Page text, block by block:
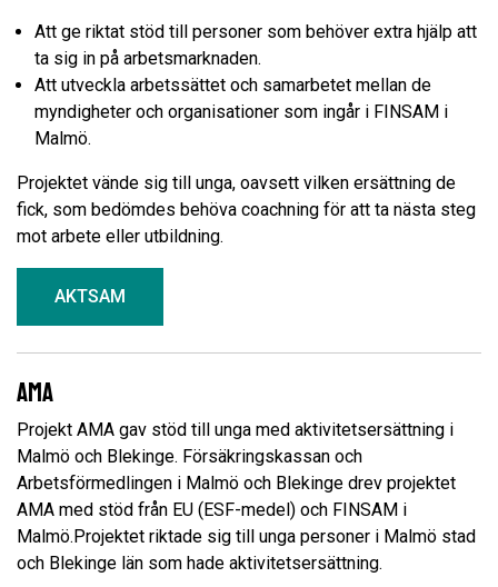
Att ge riktat stöd till personer som behöver extra hjälp att
ta sig in på arbetsmarknaden.
Att utveckla arbetssättet och samarbetet mellan de
myndigheter och organisationer som ingår i FINSAM i
Malmö.
Projektet vände sig till unga, oavsett vilken ersättning de
fick, som bedömdes behöva coachning för att ta nästa steg
mot arbete eller utbildning.
AKTSAM
AMA
Projekt AMA gav stöd till unga med aktivitetsersättning i
Malmö och Blekinge. Försäkringskassan och
Arbetsförmedlingen i Malmö och Blekinge drev projektet
AMA med stöd från EU (ESF-medel) och FINSAM i
Malmö.Projektet riktade sig till unga personer i Malmö stad
och Blekinge län som hade aktivitetsersättning.